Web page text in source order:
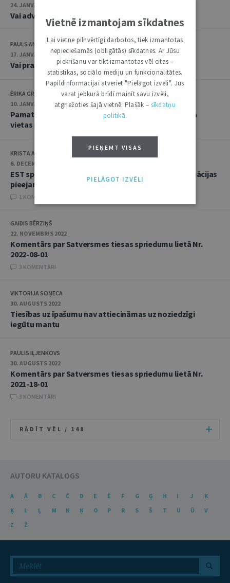
24. JANVĀRIS 2023
Vai advokāts drīkst pielīgt stundas likmi
PAULS ANČS
17. JANVĀRIS 2023
Vai prasījumu cesijai turpmāk jāsaņem licence
ĒRIKA GRIBONIKA
10. JANVĀRIS 2023
Pamattiesības un to aizsardzība abpus ieslodzījuma
vietas mūriem
KRISTA ASMUSA
6. DECEMBRIS 2022
EST sper soli atpakaļ patieso labuma guvēju informācijas
pieejamībā
1 KOMENTĀRI
GAIDIS BĒRZIŅŠ
22. NOVEMBRIS 2022
Komentārs par Satversmes tiesas spriedumu lietā Nr.
2022-08-01
3 KOMENTĀRI
VIKTORIJA SOŅECA
30. AUGUSTS 2022
Tiesības uz īpašumu nav attiecināmas uz noziedzīgi
iegūtu mantu
PAULIS IĻJENKOVS
30. AUGUSTS 2022
Komentārs par Satversmes tiesas spriedumu lietā Nr.
2021-18-01
3 KOMENTĀRI
RĀDĪT VĒL / 148
AUTORU KATALOGS
A Ā B C Č D E Ē F G Ģ H I J
K
Ķ
L Ļ M N Ņ O P R S Š T U Ū
V
Z
Ž
Vietnē izmantojam sīkdatnes
Lai vietne pilnvērtīgi darbotos, tiek izmantotas
nepieciešamās (obligātās) sīkdatnes. Ar Jūsu
piekrišanu var tikt izmantotas vēl citas –
statistikas, sociālo mediju un funkcionalitātes.
Papildinformācijai atveriet "Pielāgot izvēli". Jūs
varat jebkurā brīdī mainīt savu izvēli,
atgriežoties šajā vietnē. Plašāk – sīkdatņu
politikā.
PIEŅEMT VISAS
PIELĀGOT IZVĒLI